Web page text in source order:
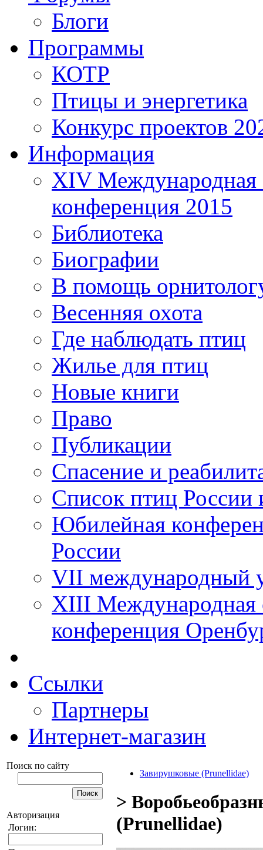
Блоги
Программы
КОТР
Птицы и энергетика
Конкурс проектов
Информация
XIV Международная
конференция 2015
Библиотека
Биографии
В помощь
Весенняя охота
Где наблюдать птиц
Жилье для птиц
Новые книги
Право
Публикации
Спасение и
Список птиц России
Юбилейная
России
VII международный
XIII Международная
конференция
Ссылки
Партнеры
Интернет-магазин
Поиск по сайту
Авторизация
Логин:
Завирушковые (Prunellidae)
>
(Prunellidae)